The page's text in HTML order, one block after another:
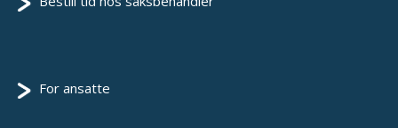
For ansatte